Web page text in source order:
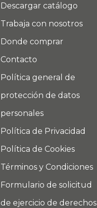
Descargar catálogo
Trabaja con nosotros
Donde comprar
Contacto
Política general de
protección de datos
personales
Política de Privacidad
Política de Cookies
Términos y Condiciones
Formulario de solicitud
de ejercicio de derechos